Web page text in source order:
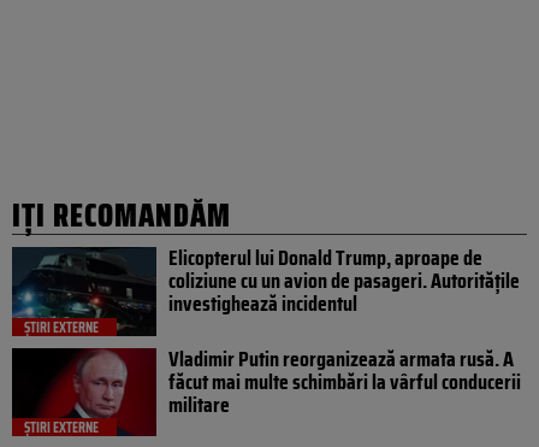
IȚI RECOMANDĂM
ȘTIRI EXTERNE
Elicopterul lui Donald Trump, aproape de
coliziune cu un avion de pasageri. Autoritățile
investighează incidentul
ȘTIRI EXTERNE
Vladimir Putin reorganizează armata rusă. A
făcut mai multe schimbări la vârful conducerii
militare